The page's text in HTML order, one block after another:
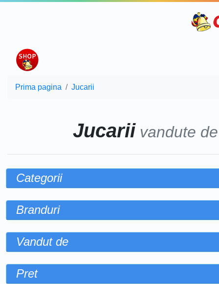
Prima pagina Jucarii
Jucarii vandute
Categorii
Branduri
Vandut de
Pret